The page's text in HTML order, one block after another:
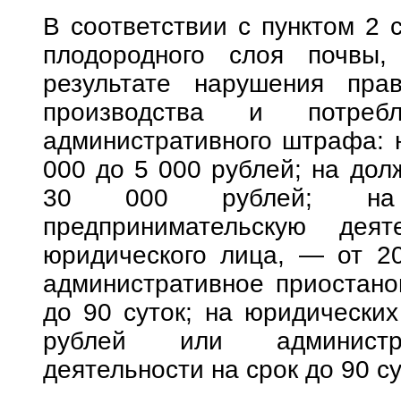
В соответствии с пунктом
плодородного слоя
результате нарушения
производства и
административного
000 до 5 000 рублей; на
30 000 рублей; на
предпринимательскую
юридического лица, — от
административное
до 90 суток; на
рублей или
деятельности на срок до 90